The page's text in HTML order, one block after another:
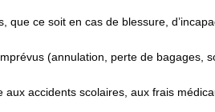
que ce soit en cas de blessure,
(annulation, perte de bagages,
accidents scolaires, aux frais